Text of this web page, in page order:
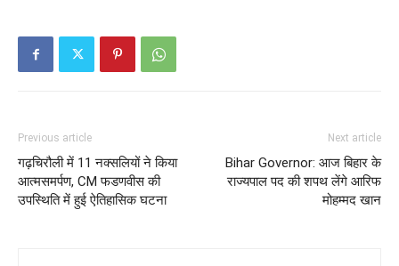
Previous article
गढ़चिरौली में 11 नक्सलियों ने किया
आत्मसमर्पण, CM फडणवीस की
उपस्थिति में हुई ऐतिहासिक घटना
Next article
Bihar Governor: आज बिहार के
राज्यपाल पद की शपथ लेंगे आरिफ
मोहम्मद खान